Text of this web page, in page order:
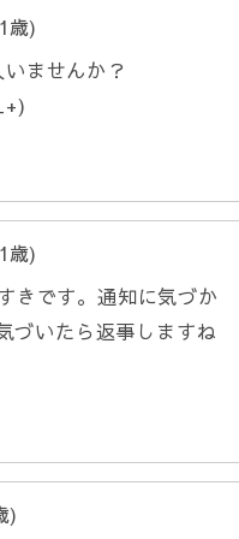
歳)
ませんか？
歳)
きです。通知に気づか
づいたら返事しますね
)